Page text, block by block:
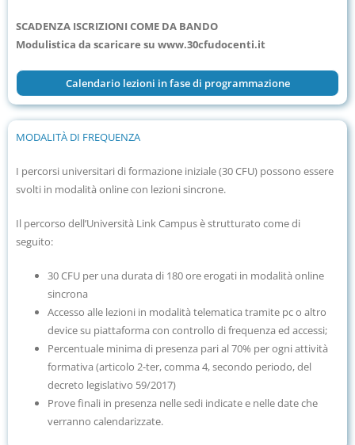
SCADENZA ISCRIZIONI COME DA BANDO
Modulistica da scaricare su www.30cfudocenti.it
Calendario lezioni in fase di programmazione
MODALITÀ DI FREQUENZA
I percorsi universitari di formazione iniziale (30 CFU) possono essere
svolti in modalità online con lezioni sincrone.
Il percorso dell’Università Link Campus è strutturato come di
seguito:
30 CFU per una durata di 180 ore erogati in modalità online
sincrona
Accesso alle lezioni in modalità telematica tramite pc o altro
device su piattaforma con controllo di frequenza ed accessi;
Percentuale minima di presenza pari al 70% per ogni attività
formativa (articolo 2-ter, comma 4, secondo periodo, del
decreto legislativo 59/2017)
Prove finali in presenza nelle sedi indicate e nelle date che
verranno calendarizzate.